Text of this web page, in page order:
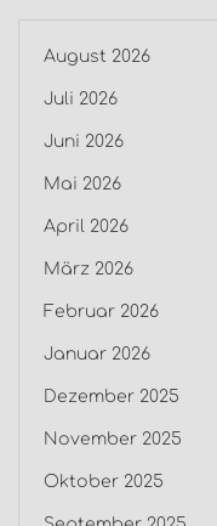
August 2026
Juli 2026
Juni 2026
Mai 2026
April 2026
März 2026
Februar 2026
Januar 2026
Dezember 2025
November 2025
Oktober 2025